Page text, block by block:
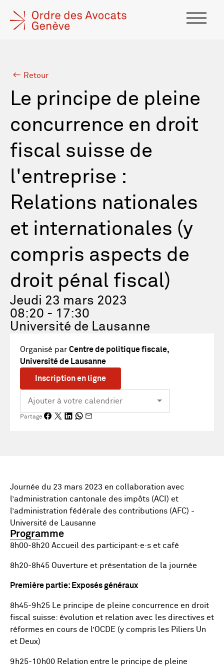
Retour
Le principe de pleine
concurrence en droit
fiscal suisse de
l'entreprise :
Relations nationales
et internationales (y
compris aspects de
droit pénal fiscal)
Jeudi 23 mars 2023
08:20 - 17:30
Université de Lausanne
Organisé par Centre de politique fiscale,
Université de Lausanne
Inscription en ligne
Partage
Journée du 23 mars 2023 en collaboration avec
l’administration cantonale des impôts (ACI) et
l’administration fédérale des contributions (AFC) -
Université de Lausanne
Programme
8h00-8h20 Accueil des participant·e·s et café
8h20-8h45 Ouverture et présentation de la journée
Première partie: Exposés généraux
8h45-9h25 Le principe de pleine concurrence en droit
fiscal suisse: évolution et relation avec les directives et
réformes en cours de l’OCDE (y compris les Piliers Un
et Deux)
9h25-10h00 Relation entre le principe de pleine